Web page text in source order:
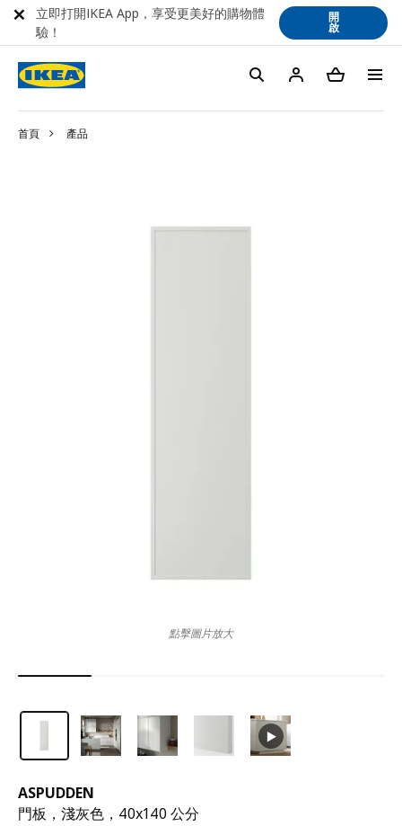
首頁 產品
ASPUDDEN
門板，淺灰色，40x140 公分
點擊圖片放大
立即打開IKEA App，享受更美好的購物體
驗！
開
啟